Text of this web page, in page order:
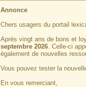
Annonce
Chers usagers du portail
Après vingt ans de bons et
septembre 2026. Celle-ci
également de nouvelles
Vous pouvez tester la
En vous remerciant,